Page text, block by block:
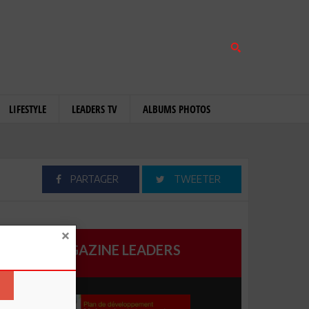
LIFESTYLE LEADERS TV ALBUMS PHOTOS
PARTAGER TWEETER
MAGAZINE LEADERS